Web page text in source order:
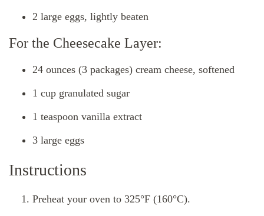
2 large eggs, lightly beaten
For the Cheesecake Layer:
24 ounces (3 packages) cream cheese, softened
1 cup granulated sugar
1 teaspoon vanilla extract
3 large eggs
Instructions
Preheat your oven to 325°F (160°C).